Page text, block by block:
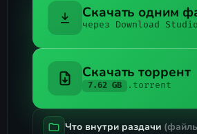
Скачать одним
через Download Studio
Скачать торрент
7.62 GB .torrent
Что внутри раздачи